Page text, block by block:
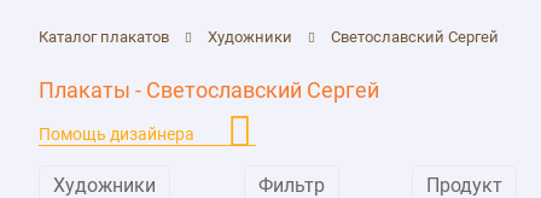
Каталог плакатов Художники Светославский Сергей
Плакаты - Светославский Сергей
Помощь дизайнера
Художники Фильтр Продукт